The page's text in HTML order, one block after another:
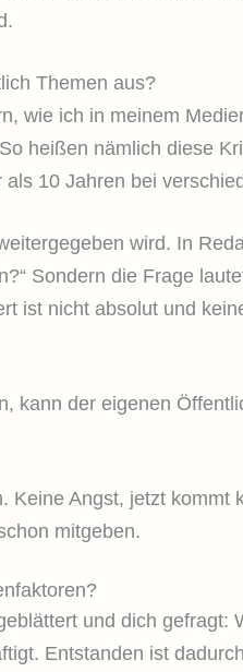
Themen aus?
wie ich in meinem
heißen nämlich diese
10 Jahren bei
wird. In
Sondern die Frage
ist nicht absolut und
kann der eigenen
Keine Angst, jetzt
mitgeben.
und dich
Entstanden ist